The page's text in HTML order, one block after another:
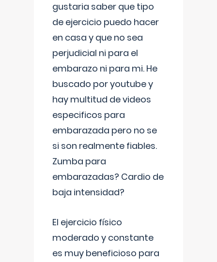
gustaria saber que tipo
de ejercicio puedo hacer
en casa y que no sea
perjudicial ni para el
embarazo ni para mi. He
buscado por youtube y
hay multitud de videos
especificos para
embarazada pero no se
si son realmente fiables.
Zumba para
embarazadas? Cardio de
baja intensidad?
El ejercicio físico
moderado y constante
es muy beneficioso para